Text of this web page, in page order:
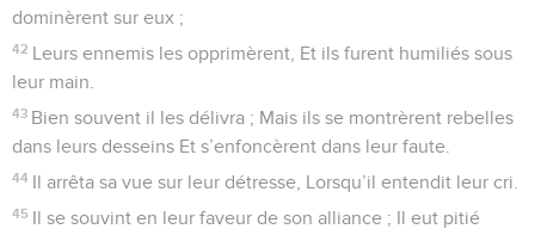
dominèrent sur eux ;
42 Leurs ennemis les opprimèrent, Et ils furent humiliés sous
leur main.
43 Bien souvent il les délivra ; Mais ils se montrèrent rebelles
dans leurs desseins Et s’enfoncèrent dans leur faute.
44 Il arrêta sa vue sur leur détresse, Lorsqu’il entendit leur cri.
45 Il se souvint en leur faveur de son alliance ; Il eut pitié